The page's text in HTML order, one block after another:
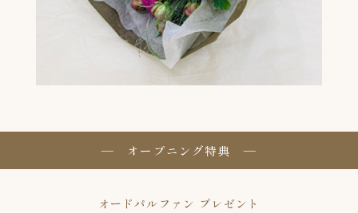
― オープニング特典 ―
オードパルファン プレゼント